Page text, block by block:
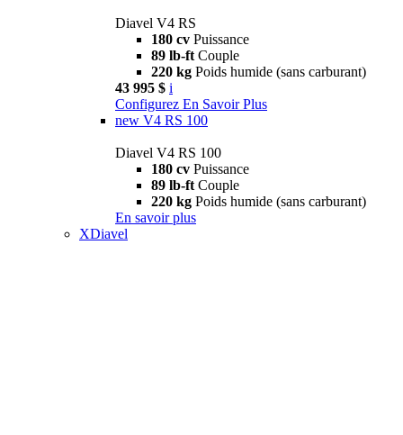
Diavel V4 RS
180 cv Puissance
89 lb-ft Couple
220 kg Poids humide (sans carburant)
43 995 $ i
Configurez En Savoir Plus
new V4 RS 100
Diavel V4 RS 100
180 cv Puissance
89 lb-ft Couple
220 kg Poids humide (sans carburant)
En savoir plus
XDiavel